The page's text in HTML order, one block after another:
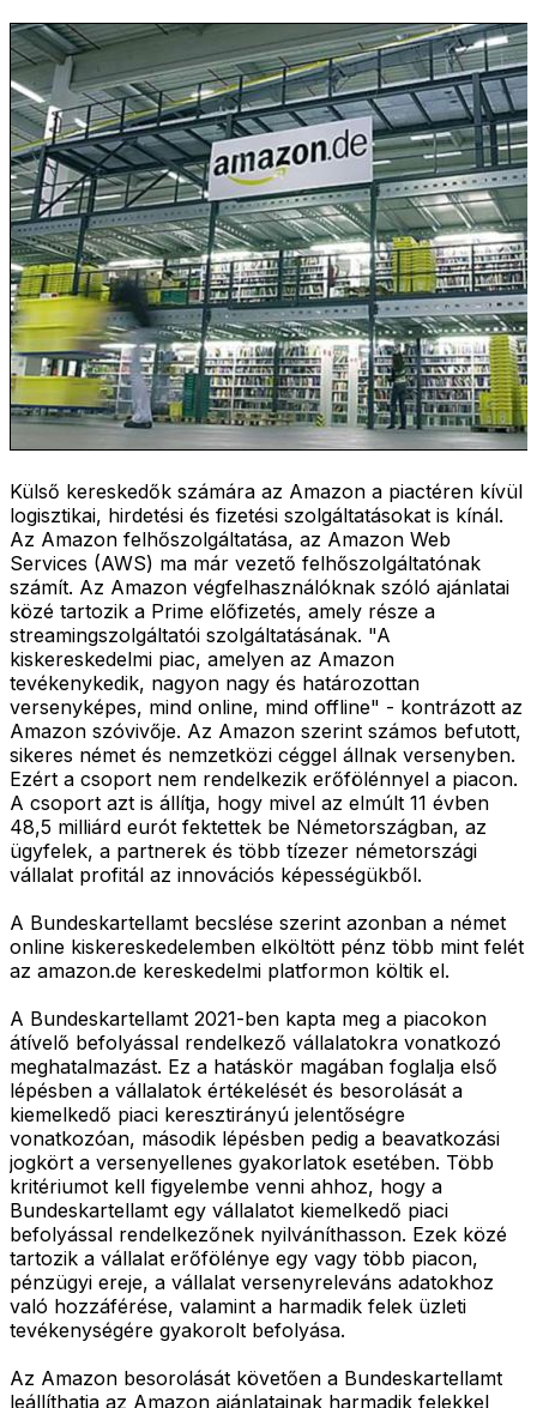
Külső kereskedők számára az Amazon a piactéren kívül
logisztikai, hirdetési és fizetési szolgáltatásokat is kínál.
Az Amazon felhőszolgáltatása, az Amazon Web
Services (AWS) ma már vezető felhőszolgáltatónak
számít. Az Amazon végfelhasználóknak szóló ajánlatai
közé tartozik a Prime előfizetés, amely része a
streamingszolgáltatói szolgáltatásának. "A
kiskereskedelmi piac, amelyen az Amazon
tevékenykedik, nagyon nagy és határozottan
versenyképes, mind online, mind offline" - kontrázott az
Amazon szóvivője. Az Amazon szerint számos befutott,
sikeres német és nemzetközi céggel állnak versenyben.
Ezért a csoport nem rendelkezik erőfölénnyel a piacon.
A csoport azt is állítja, hogy mivel az elmúlt 11 évben
48,5 milliárd eurót fektettek be Németországban, az
ügyfelek, a partnerek és több tízezer németországi
vállalat profitál az innovációs képességükből.
A Bundeskartellamt becslése szerint azonban a német
online kiskereskedelemben elköltött pénz több mint felét
az amazon.de kereskedelmi platformon költik el.
A Bundeskartellamt 2021-ben kapta meg a piacokon
átívelő befolyással rendelkező vállalatokra vonatkozó
meghatalmazást. Ez a hatáskör magában foglalja első
lépésben a vállalatok értékelését és besorolását a
kiemelkedő piaci keresztirányú jelentőségre
vonatkozóan, második lépésben pedig a beavatkozási
jogkört a versenyellenes gyakorlatok esetében. Több
kritériumot kell figyelembe venni ahhoz, hogy a
Bundeskartellamt egy vállalatot kiemelkedő piaci
befolyással rendelkezőnek nyilváníthasson. Ezek közé
tartozik a vállalat erőfölénye egy vagy több piacon,
pénzügyi ereje, a vállalat versenyreleváns adatokhoz
való hozzáférése, valamint a harmadik felek üzleti
tevékenységére gyakorolt befolyása.
Az Amazon besorolását követően a Bundeskartellamt
leállíthatja az Amazon ajánlatainak harmadik felekkel